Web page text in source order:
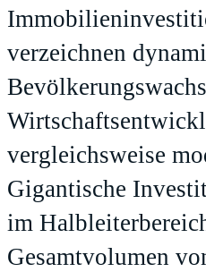
verzeichnen
vergleichsweise
Gigantische
im
Gesamtvolumen